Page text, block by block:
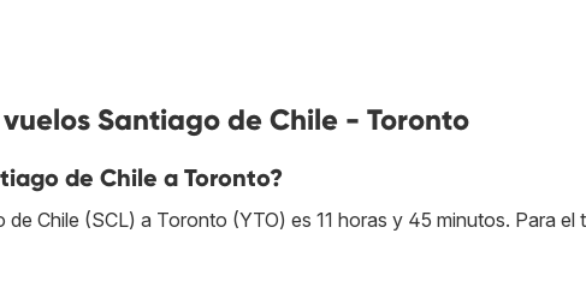
Santiago de Chile - Toronto
de Chile a Toronto?
Chile (SCL) a Toronto (YTO) es 11 horas y 45 minutos. Para el